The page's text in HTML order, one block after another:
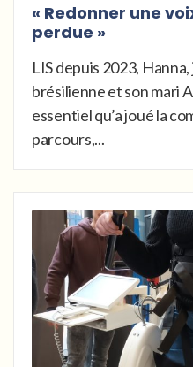
« Redonner une
perdue »
LIS depuis 2023,
brésilienne et son mari
essentiel qu’a joué la
parcours,...